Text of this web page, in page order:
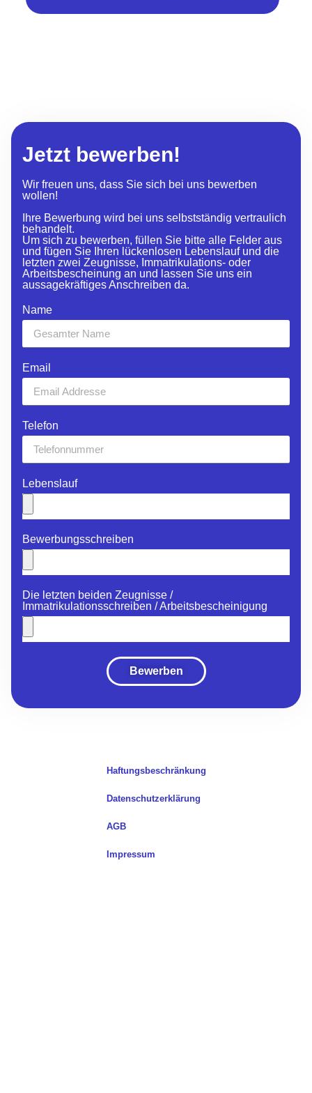
Jetzt bewerben!
Wir freuen uns, dass Sie sich bei uns bewerben
wollen!
Ihre Bewerbung wird bei uns selbstständig vertraulich
behandelt.
Um sich zu bewerben, füllen Sie bitte alle Felder aus
und fügen Sie Ihren lückenlosen Lebenslauf und die
letzten zwei Zeugnisse, Immatrikulations- oder
Arbeitsbescheinung an und lassen Sie uns ein
aussagekräftiges Anschreiben da.
Name
Email
Telefon
Lebenslauf
Bewerbungsschreiben
Die letzten beiden Zeugnisse /
Immatrikulationsschreiben / Arbeitsbescheinigung
Bewerben
Haftungsbeschränkung
Datenschutzerklärung
AGB
Impressum